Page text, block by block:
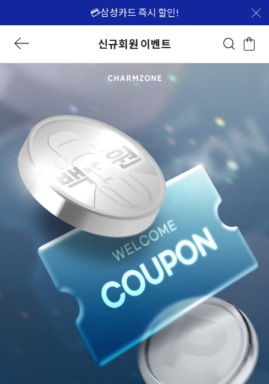
💳삼성카드 즉시 할인!
신규회원 이벤트